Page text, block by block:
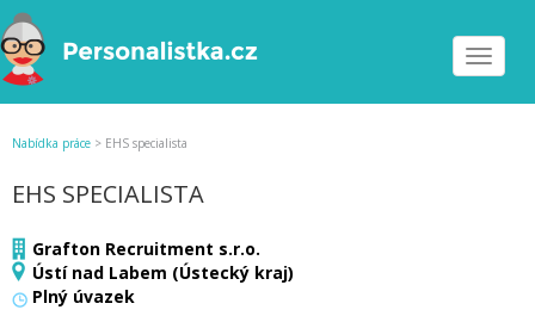
Toggle
Nabídka práce > EHS specialista
EHS SPECIALISTA
Grafton Recruitment s.r.o.
Ústí nad Labem (Ústecký kraj)
Plný úvazek